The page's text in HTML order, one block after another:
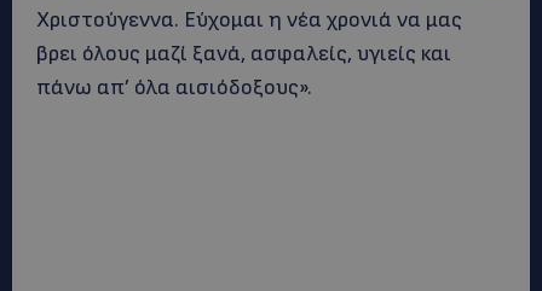
Χριστούγεννα. Εύχομαι η νέα χρονιά να μας
βρει όλους μαζί ξανά, ασφαλείς, υγιείς και
πάνω απ’ όλα αισιόδοξους».